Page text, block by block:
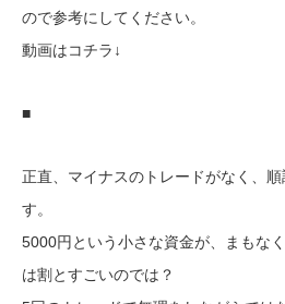
ので参考にしてください。
動画はコチラ↓
■
正直、マイナスのトレードがなく、
す。
5000円という小さな資金が、まもな
は割とすごいのでは？